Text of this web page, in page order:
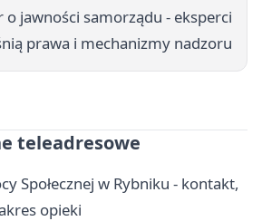
o jawności samorządu - eksperci
prawa i mechanizmy nadzoru
teleadresowe
Społecznej w Rybniku - kontakt,
opieki